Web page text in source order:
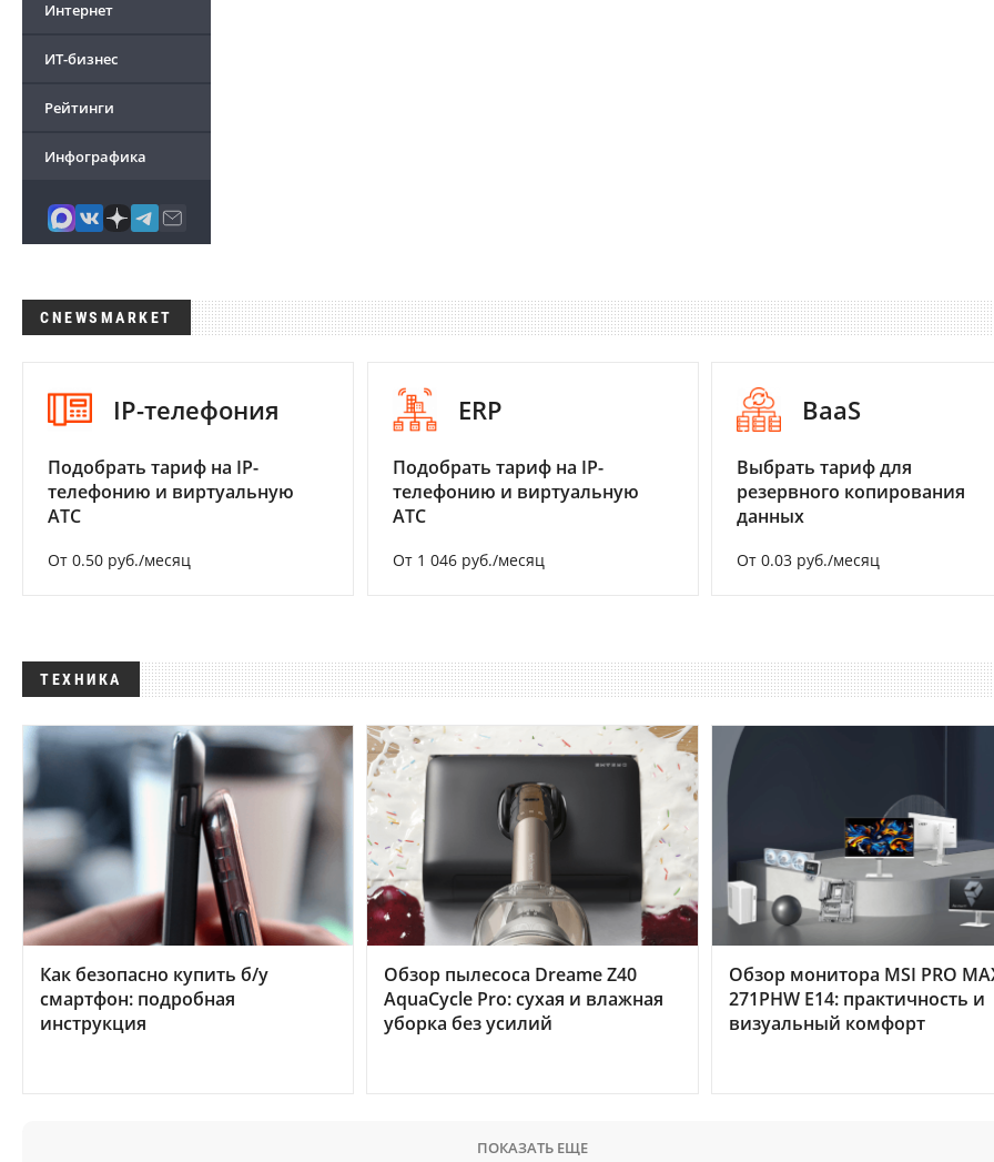
Интернет
ИТ-бизнес
Рейтинги
Инфографика
CNEWSMARKET
IP-телефония
Подобрать тариф на IP-
телефонию и виртуальную
АТС
От 0.50 руб./месяц
ERP
Подобрать тариф на IP-
телефонию и виртуальную
АТС
От 1 046 руб./месяц
BaaS
Выбрать тариф для
резервного копирования
данных
От 0.03 руб./месяц
ТЕХНИКА
Как безопасно купить б/у
смартфон: подробная
инструкция
Обзор пылесоса Dreame Z40
AquaCycle Pro: сухая и влажная
уборка без усилий
Обзор монитора MSI PRO
271PHW E14: практичность и
визуальный комфорт
ПОКАЗАТЬ ЕЩЕ